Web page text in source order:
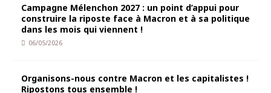
Campagne Mélenchon 2027 : un point d’appui pour
construire la riposte face à Macron et à sa politique
dans les mois qui viennent !
06/05/2026
Organisons-nous contre Macron et les capitalistes !
Ripostons tous ensemble !